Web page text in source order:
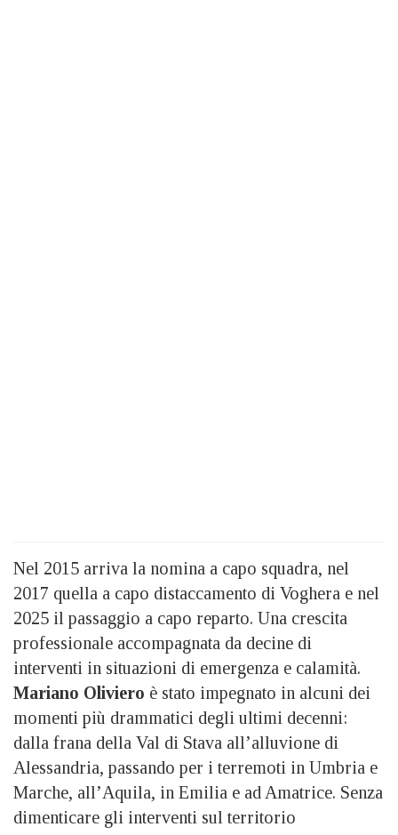
Nel 2015 arriva la nomina a capo squadra, nel
2017 quella a capo distaccamento di Voghera e nel
2025 il passaggio a capo reparto. Una crescita
professionale accompagnata da decine di
interventi in situazioni di emergenza e calamità.
Mariano Oliviero è stato impegnato in alcuni dei
momenti più drammatici degli ultimi decenni:
dalla frana della Val di Stava all’alluvione di
Alessandria, passando per i terremoti in Umbria e
Marche, all’Aquila, in Emilia e ad Amatrice. Senza
dimenticare gli interventi sul territorio